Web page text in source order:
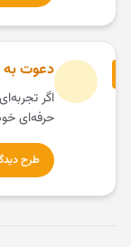
دعوت به
اگر
حرفه‌ای
طرح